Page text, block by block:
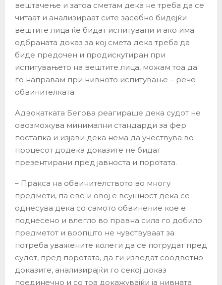
вештачење и затоа сметам дека не треба да се
читаат и анализираат сите засебно бидејќи
вештите лица ќе бидат испитувани и ако има
одбраната доказ за кој смета дека треба да
биде предочен и продискутиран при
испитувањето на вештите лица, можам тоа да
го направам при нивното испитување – рече
обвинителката.
Адвокатката Бегова реагираше дека судот не
овозможува минимални стандарди за фер
постапка и изјави дека нема да учествува во
процесот додека доказите не бидат
презентирани пред јавноста и поротата.
– Пракса на обвинителството во многу
предмети, па еве и овој е всушност дека се
однесува дека со самото обвинение кое е
поднесено и влегло во правна сила го добило
предметот и воопшто не чувствуваат за
потреба уважените колеги да се потрудат пред
судот, пред поротата, да ги изведат соодветно
доказите, анализирајќи го секој доказ
поединечно и со тоа докажувајќи ја нивната